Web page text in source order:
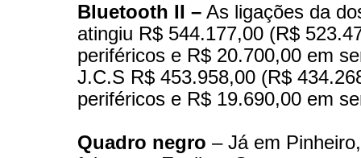
Bluetooth II – As ligações da
atingiu R$ 544.177,00 (R$
periféricos e R$ 20.700,00 em
J.C.S R$ 453.958,00 (R$
periféricos e R$ 19.690,00 em
Quadro negro – Já em